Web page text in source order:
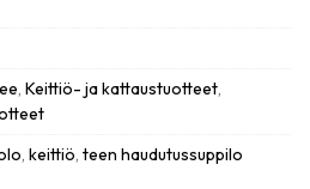
, Keittiö- ja kattaustuotteet,
, keittiö, teen haudutussuppilo